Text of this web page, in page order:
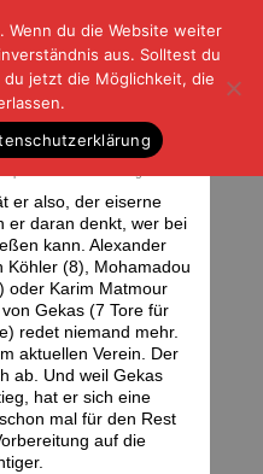
der Rest
|DATENSCHUTZ
– Eintracht
er also, der eiserne
er daran denkt, wer bei
kann. Alexander
Köhler (8), Mohamadou
oder Karim Matmour
Gekas (7 Tore für
redet niemand mehr.
aktuellen Verein. Der
ab. Und weil Gekas
hat er sich eine
mal für den Rest
auf die
Wenn du die Website weiter
aus. Solltest du
jetzt die Möglichkeit, die